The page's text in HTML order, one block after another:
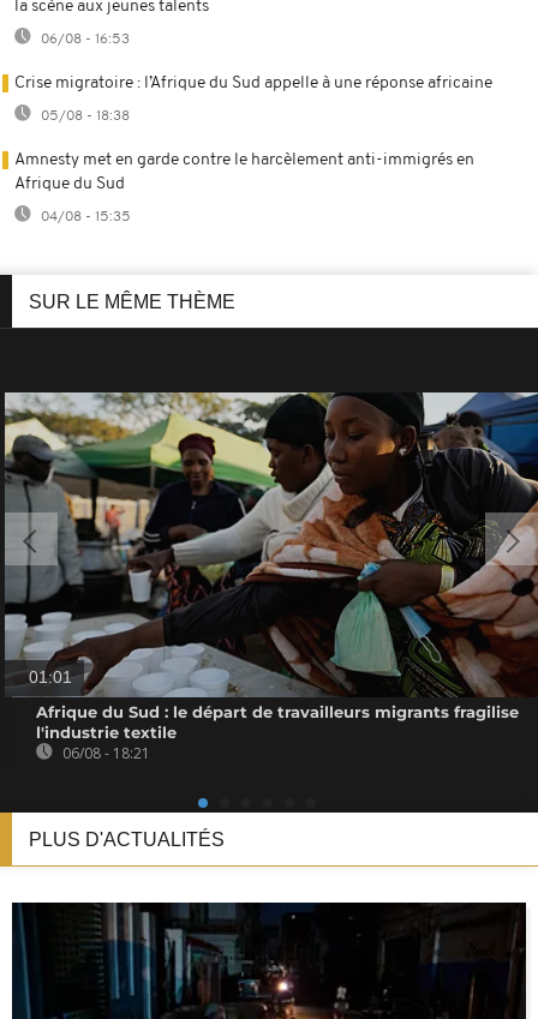
la scène aux jeunes talents
06/08 - 16:53
Crise migratoire : l’Afrique du Sud appelle à une réponse africaine
05/08 - 18:38
Amnesty met en garde contre le harcèlement anti-immigrés en
Afrique du Sud
04/08 - 15:35
SUR LE MÊME THÈME
01:01
Afrique du Sud : le départ de travailleurs migrants fragilise
l'industrie textile
06/08 - 18:21
PLUS D'ACTUALITÉS